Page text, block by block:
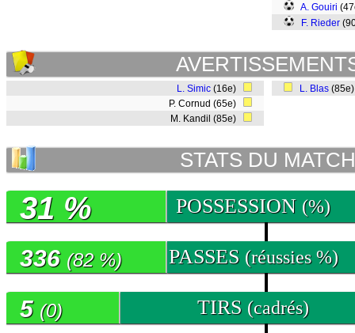
A. Gouiri
F. Rieder
L. Simic (16e)
P. Cornud (65e)
M. Kandil (85e)
L. Blas
STATS DU MATCH
POSSESSION (%)
31 %
PASSES (réussies %)
336 (82 %)
TIRS (cadrés)
5 (0)